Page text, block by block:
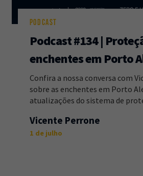
PODCAST
Podcast #134 |
enchentes em Porto
Confira a nossa conversa com
sobre as enchentes em Porto
atualizações do sistema de
Vicente Perrone
1 de julho